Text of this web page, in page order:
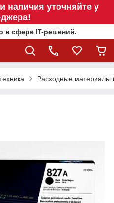
наличия уточняйте у
в сфере IT-решений.
Расходные материалы